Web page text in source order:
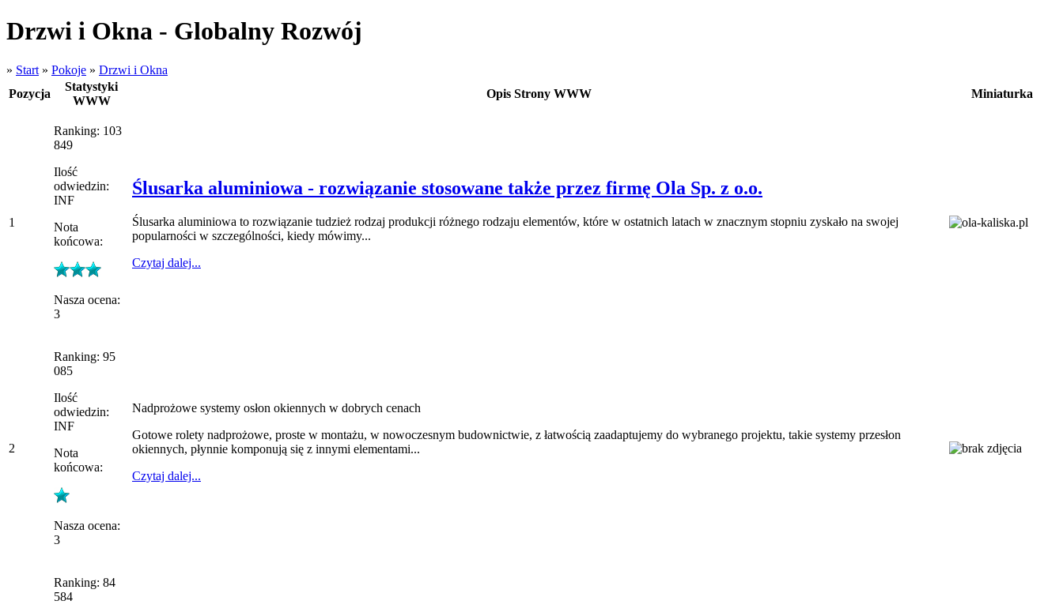
Drzwi i Okna - Globalny Rozwój
» Start » Pokoje » Drzwi i Okna
Pozycja
Statystyki
WWW
Opis Strony WWW Miniaturka
1
Ranking: 103
849
Ilość
odwiedzin:
INF
Nota
końcowa:
Nasza ocena:
3
Ślusarka aluminiowa - rozwiązanie stosowane także przez firmę Ola Sp. z o.o.
Ślusarka aluminiowa to rozwiązanie tudzież rodzaj produkcji różnego rodzaju elementów, które w ostatnich latach w znacznym stopniu zyskało na swojej
popularności w szczególności, kiedy mówimy...
Czytaj dalej...
2
Ranking: 95
085
Ilość
odwiedzin:
INF
Nota
końcowa:
Nasza ocena:
3
Nadprożowe systemy osłon okiennych w dobrych cenach
Gotowe rolety nadprożowe, proste w montażu, w nowoczesnym budownictwie, z łatwością zaadaptujemy do wybranego projektu, takie systemy przesłon
okiennych, płynnie komponują się z innymi elementami...
Czytaj dalej...
Ranking: 84
584